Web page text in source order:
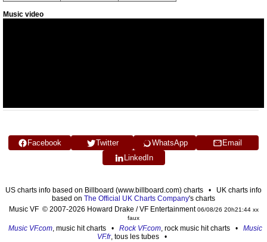
Music video
Facebook Twitter WhatsApp
Email
LinkedIn
US charts info based on Billboard (www.billboard.com) charts • UK charts info
based on The Official UK Charts Company's charts
Music VF © 2007-2026 Howard Drake / VF Entertainment06/08/26 20h21:44 xx
faux
Music VF.com, music hit charts • Rock VF.com, rock music hit charts • Music
VF.fr, tous les tubes •